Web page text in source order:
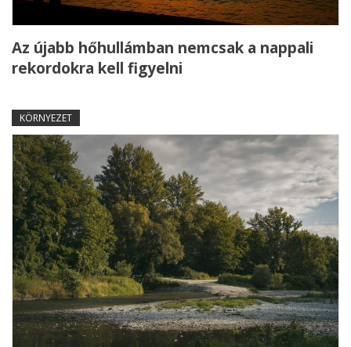
Az újabb hőhullámban nemcsak a nappali
rekordokra kell figyelni
KÖRNYEZET